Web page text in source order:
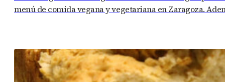
menú de comida vegana y vegetariana en Zaragoza.